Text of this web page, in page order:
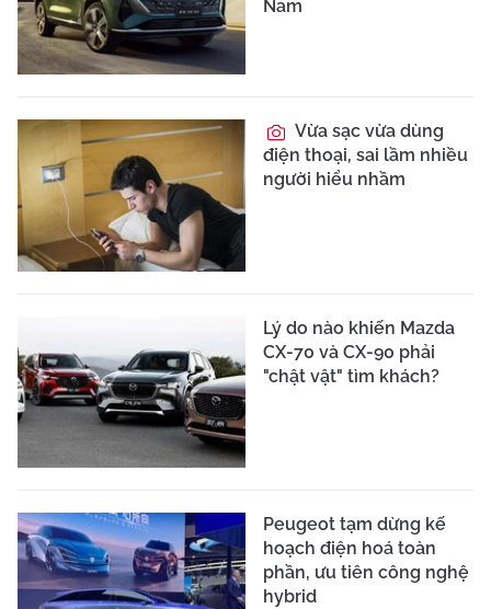
Nam
Vừa sạc vừa dùng
điện thoại, sai lầm nhiều
người hiểu nhầm
Lý do nào khiến Mazda
CX-70 và CX-90 phải
"chật vật" tìm khách?
Peugeot tạm dừng kế
hoạch điện hoá toàn
phần, ưu tiên công nghệ
hybrid